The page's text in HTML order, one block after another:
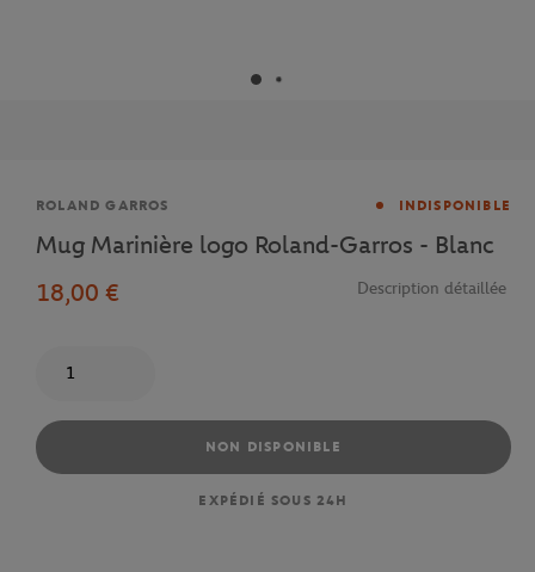
Marque
ROLAND GARROS INDISPONIBLE
Mug Marinière logo Roland-Garros - Blanc
18,00 €
Description détaillée
NON DISPONIBLE
EXPÉDIÉ SOUS 24H